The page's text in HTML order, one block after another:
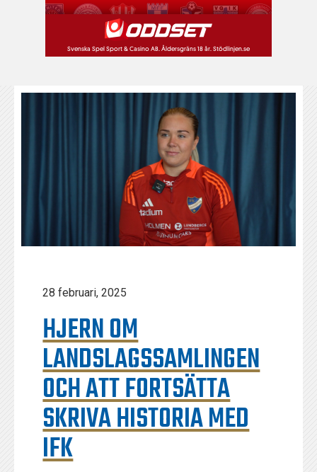
28 februari, 2025
HJERN OM
LANDSLAGSSAMLINGEN
OCH ATT FORTSÄTTA
SKRIVA HISTORIA MED
IFK